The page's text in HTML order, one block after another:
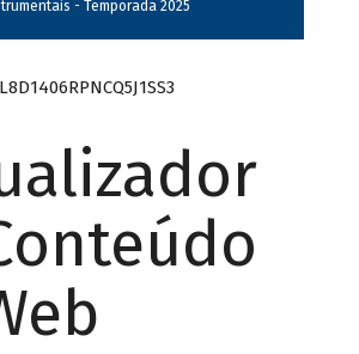
- Temporada 2025